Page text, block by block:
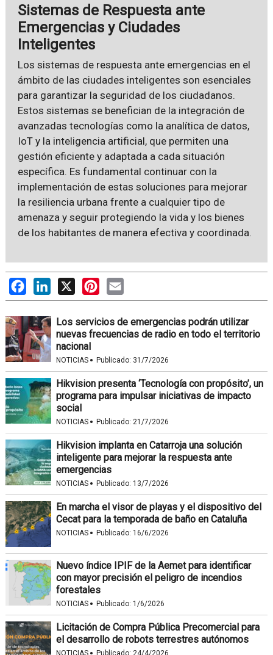
Sistemas de Respuesta ante
Emergencias y Ciudades
Inteligentes
Los sistemas de respuesta ante emergencias en el
ámbito de las ciudades inteligentes son esenciales
para garantizar la seguridad de los ciudadanos.
Estos sistemas se benefician de la integración de
avanzadas tecnologías como la analítica de datos,
IoT y la inteligencia artificial, que permiten una
gestión eficiente y adaptada a cada situación
específica. Es fundamental continuar con la
implementación de estas soluciones para mejorar
la resiliencia urbana frente a cualquier tipo de
amenaza y seguir protegiendo la vida y los bienes
de los habitantes de manera efectiva y coordinada.
FacebookLinkedIn
X PinterestEmail
Los servicios de emergencias podrán utilizar
nuevas frecuencias de radio en todo el territorio
nacional
NOTICIAS · Publicado: 31/7/2026
Hikvision presenta ‘Tecnología con propósito’, un
programa para impulsar iniciativas de impacto
social
NOTICIAS · Publicado: 21/7/2026
Hikvision implanta en Catarroja una solución
inteligente para mejorar la respuesta ante
emergencias
NOTICIAS · Publicado: 13/7/2026
En marcha el visor de playas y el dispositivo del
Cecat para la temporada de baño en Cataluña
NOTICIAS · Publicado: 16/6/2026
Nuevo índice IPIF de la Aemet para identificar
con mayor precisión el peligro de incendios
forestales
NOTICIAS · Publicado: 1/6/2026
Licitación de Compra Pública Precomercial para
el desarrollo de robots terrestres autónomos
NOTICIAS Publicado: 24/4/2026